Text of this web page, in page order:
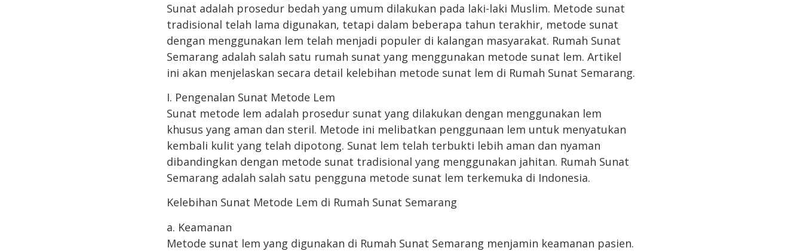
Sunat adalah prosedur bedah yang umum dilakukan pada laki-laki Muslim. Metode sunat
tradisional telah lama digunakan, tetapi dalam beberapa tahun terakhir, metode sunat
dengan menggunakan lem telah menjadi populer di kalangan masyarakat. Rumah Sunat
Semarang adalah salah satu rumah sunat yang menggunakan metode sunat lem. Artikel
ini akan menjelaskan secara detail kelebihan metode sunat lem di Rumah Sunat Semarang.
I. Pengenalan Sunat Metode Lem
Sunat metode lem adalah prosedur sunat yang dilakukan dengan menggunakan lem
khusus yang aman dan steril. Metode ini melibatkan penggunaan lem untuk menyatukan
kembali kulit yang telah dipotong. Sunat lem telah terbukti lebih aman dan nyaman
dibandingkan dengan metode sunat tradisional yang menggunakan jahitan. Rumah Sunat
Semarang adalah salah satu pengguna metode sunat lem terkemuka di Indonesia.
Kelebihan Sunat Metode Lem di Rumah Sunat Semarang
a. Keamanan
Metode sunat lem yang digunakan di Rumah Sunat Semarang menjamin keamanan pasien.